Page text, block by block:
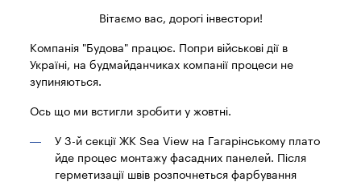
Вітаємо вас, дорогі інвестори!
Компанія "Будова" працює. Попри військові дії в
Україні, на будмайданчиках компанії процеси не
зупиняються.
Ось що ми встигли зробити у жовтні.
У 3-й секції ЖК Sea View на Гагарінському плато
йде процес монтажу фасадних панелей. Після
герметизації швів розпочнеться фарбування